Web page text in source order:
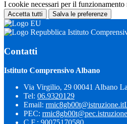
I cookie necessari per il
Accetta tutti Salva le preferenze
Istituto
Contatti
Istituto Comprensivo Albano
Via Virgilio, 29 00041 Albano
Tel: 06.9320129
Email: rmic8gb00t@istruzione.it
PEC:
C.F.: 90075170580